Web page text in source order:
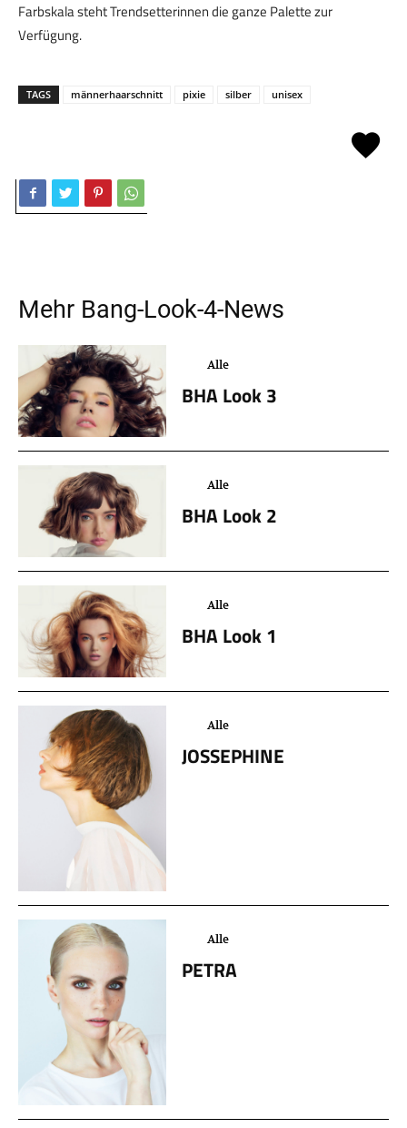
Farbskala steht Trendsetterinnen die ganze Palette zur
Verfügung.
TAGS männerhaarschnitt pixie silber unisex
Mehr Bang-Look-4-News
Alle
BHA Look 3
Alle
BHA Look 2
Alle
BHA Look 1
Alle
JOSSEPHINE
Alle
PETRA